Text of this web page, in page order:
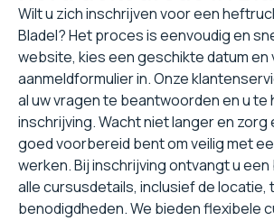
Wilt u zich inschrijven voor een
Bladel? Het proces is eenvoudig en
website, kies een geschikte datum en
aanmeldformulier in. Onze
al uw vragen te beantwoorden en u te
inschrijving. Wacht niet langer en zorg
goed voorbereid bent om veilig met
werken. Bij inschrijving ontvangt u
alle cursusdetails, inclusief de locatie,
benodigdheden. We bieden flexibele